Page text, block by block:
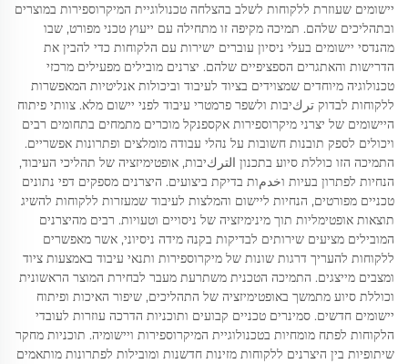
יישומים שעוזרת ללקוחות לשלב בהצלחה טכנולוגיית המיקרוספירות במוצרים
ובתהליכים שלהם. תמיכה מקיפה זו מתחילה עם ייעוץ טכני מפורט, שבו
מהנדסי יישומים בעלי ניסיון עוברים ישירות עם הלקוחות כדי להבין את
הדרישות והאתגרים הספציפיים שלהם. יצרנים מובילים מפעילים מרכזי
טכנולוגיה מיוחדים שמצוידים בציוד לעיבוד וביכולות אנליטיות המאפשרות
ללקוחות לבדוק تركיבות ולשפר פרמטרי עיבוד לפני יישום מלא. צוותי פיתוח
היישומים של יצרני מיקרוספירות אקספנקל מוכרים מתמחים בתחומים רבים
ויכולים לספק תובנות חשובות על נהלי עבודה מומלצים ופתרונות אפשריים.
התמיכה הזו כוללת סיוע בתכנון التركיבות, אופטימיזציה של תהליכי העיבוד,
הנחיות לפתרון בעיות וخدمות בדיקת ביצועים. היצרנים מספקים דפי נתונים
טכניים מפורטים, הנחיות ליישום והמלצות לעיבוד שמעזרות ללקוחות להשיג
תוצאות אופטימליות תוך מינימיזציה של ניסויים וטעויות. רבים מהיצרנים
המובילים מציעים שירותים לבדיקות בקנה מידה ניסיוני, אשר מאפשרים
ללקוחות להעריך דרגות שונות של מיקרוספירות ותנאי עיבוד באמצעות ציוד
ומצבים מייצגים. התמיכה הטכנית משתרעת מעבר לבחירת המוצר הראשונית
וכוללת סיוע מתמשך באופטימיזציה של התהליכים, שיפור האיכות ופיתוח
יישומים חדשים. סמינרים טכניים קבועים ותוכניות הדרכה עוזרות לעובדי
הלקוחות לפתח מומחיות בטכנולוגיית המיקרוספירות ויישומיה. תוכניות מחקר
שיתופיות בין היצרנים ללקוחות מזינות חדשנות ומובילות לפתרונות מותאמים